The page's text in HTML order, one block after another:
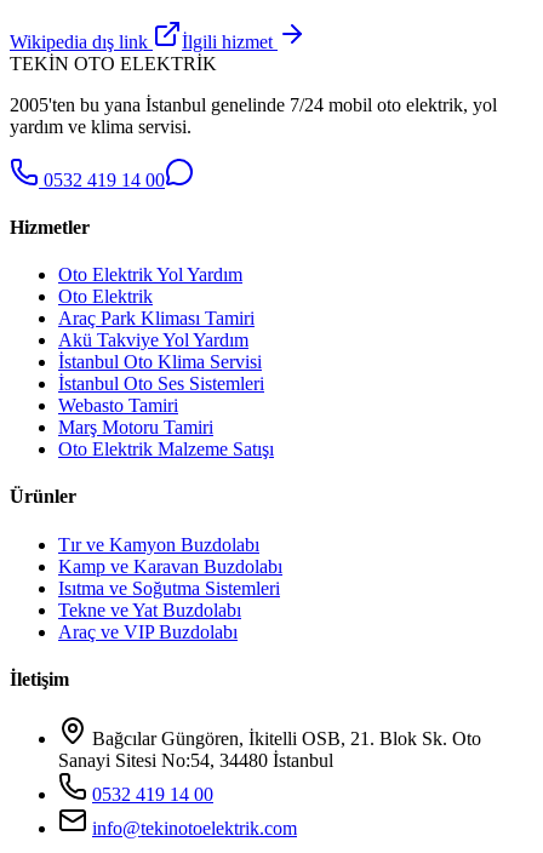
Wikipedia dış link
İlgili hizmet
TEKİN OTO ELEKTRİK
2005'ten bu yana İstanbul genelinde 7/24 mobil oto elektrik, yol
yardım ve klima servisi.
0532 419 14 00
Hizmetler
Oto Elektrik Yol Yardım
Oto Elektrik
Araç Park Kliması Tamiri
Akü Takviye Yol Yardım
İstanbul Oto Klima Servisi
İstanbul Oto Ses Sistemleri
Webasto Tamiri
Marş Motoru Tamiri
Oto Elektrik Malzeme Satışı
Ürünler
Tır ve Kamyon Buzdolabı
Kamp ve Karavan Buzdolabı
Isıtma ve Soğutma Sistemleri
Tekne ve Yat Buzdolabı
Araç ve VIP Buzdolabı
İletişim
Bağcılar Güngören, İkitelli OSB, 21. Blok Sk. Oto
Sanayi Sitesi No:54, 34480 İstanbul
0532 419 14 00
info@tekinotoelektrik.com